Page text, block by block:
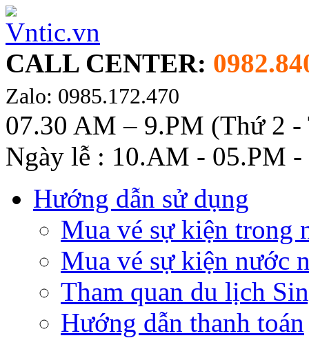
CALL CENTER:
Zalo: 0985.172.470
07.30 AM – 9.PM (Thứ 2 -
Ngày lễ : 10.AM - 05.PM -
Hướng dẫn sử dụng
Mua vé sự kiện trong
Mua vé sự kiện nước
Tham quan du lịch
Hướng dẫn thanh toán